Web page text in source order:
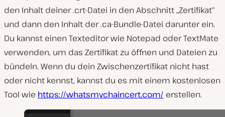
den Inhalt deiner .crt-Datei in den Abschnitt „Zertifikat“
und dann den Inhalt der .ca-Bundle-Datei darunter ein.
Du kannst einen Texteditor wie Notepad oder TextMate
verwenden, um das Zertifikat zu öffnen und Dateien zu
bündeln. Wenn du dein Zwischenzertifikat nicht hast
oder nicht kennst, kannst du es mit einem kostenlosen
Tool wie https://whatsmychaincert.com/ erstellen.